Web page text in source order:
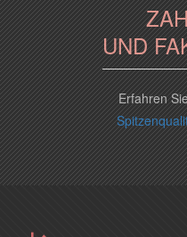
UND
Erfahren